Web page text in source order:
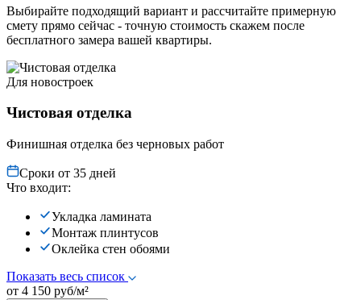
Выбирайте подходящий вариант и рассчитайте примерную
смету прямо сейчас - точную стоимость скажем после
бесплатного замера вашей квартиры.
Для новостроек
Чистовая отделка
Финишная отделка без черновых работ
Сроки от 35 дней
Что входит:
Укладка ламината
Монтаж плинтусов
Оклейка стен обоями
Показать весь список
от 4 150 руб/м²